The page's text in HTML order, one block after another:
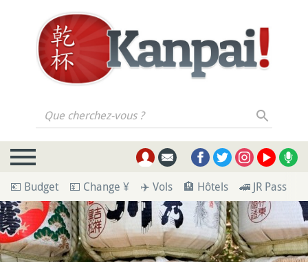
Que cherchez-vous ?
💶 Budget 💴 Change ¥ ✈️ Vols 🏨 Hôtels 🚄 JR Pass